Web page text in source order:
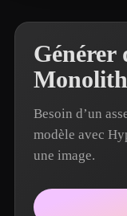
Générer
Besoin d’un
modèle avec
une image.